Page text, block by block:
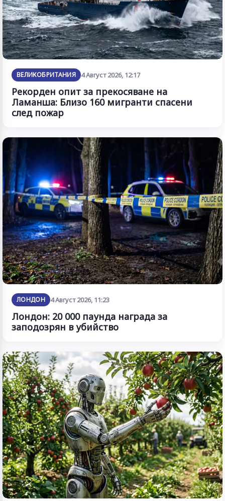
ВЕЛИКОБРИТАНИЯ 4 Август 2026, 12:17
Рекорден опит за прекосяване на
Ламанша: Близо 160 мигранти спасени
след пожар
ЛОНДОН 4 Август 2026, 11:23
Лондон: 20 000 паунда награда за
заподозрян в убийство